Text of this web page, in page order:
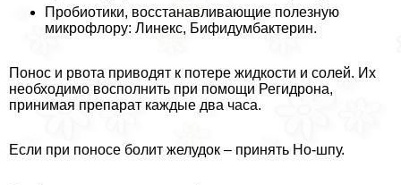
Пробиотики, восстанавливающие полезную
микрофлору: Линекс, Бифидумбактерин.
Понос и рвота приводят к потере жидкости и солей. Их
необходимо восполнить при помощи Регидрона,
принимая препарат каждые два часа.
Если при поносе болит желудок – принять Но-шпу.